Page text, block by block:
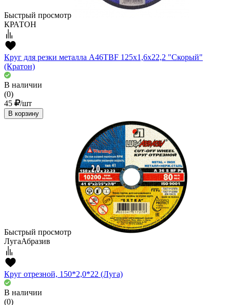
Быстрый просмотр
КРАТОН
Круг для резки металла A46TBF 125х1,6х22,2 "Скорый"
(Кратон)
В наличии
(0)
45
/шт
В корзину
Быстрый просмотр
ЛугаАбразив
Круг отрезной, 150*2,0*22 (Луга)
В наличии
(0)